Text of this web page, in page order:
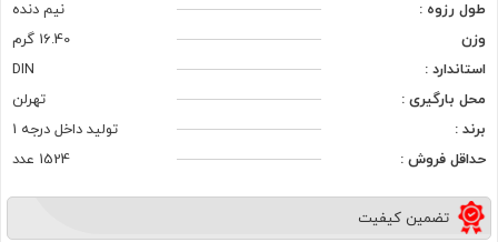
طول رزوه :
نیم دنده
وزن
16.40 گرم
استاندارد :
DIN
محل بارگیری :
تهرلن
برند :
تولید داخل درجه 1
حداقل فروش :
1524 عدد
تضمین کیفیت